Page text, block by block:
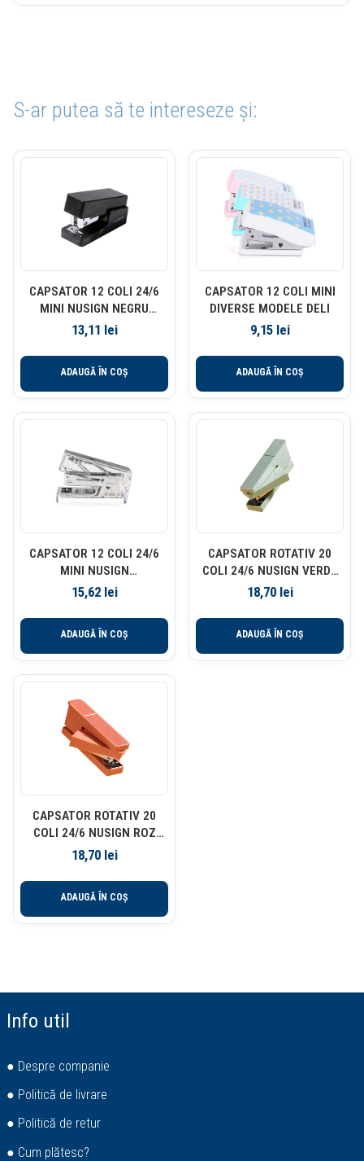
S-ar putea să te intereseze și:
CAPSATOR 12 COLI 24/6
MINI NUSIGN NEGRU
MARMORAT DELI
13,11 lei
ADAUGĂ ÎN COȘ
CAPSATOR 12 COLI MINI
DIVERSE MODELE DELI
9,15 lei
ADAUGĂ ÎN COȘ
CAPSATOR 12 COLI 24/6
MINI NUSIGN
TRANSPARENT
15,62 lei
ADAUGĂ ÎN COȘ
CAPSATOR ROTATIV 20
COLI 24/6 NUSIGN VERDE
DELI
18,70 lei
ADAUGĂ ÎN COȘ
CAPSATOR ROTATIV 20
COLI 24/6 NUSIGN ROZ
DELI
18,70 lei
ADAUGĂ ÎN COȘ
Info util
● Despre companie
● Politică de livrare
● Politică de retur
● Cum plătesc?